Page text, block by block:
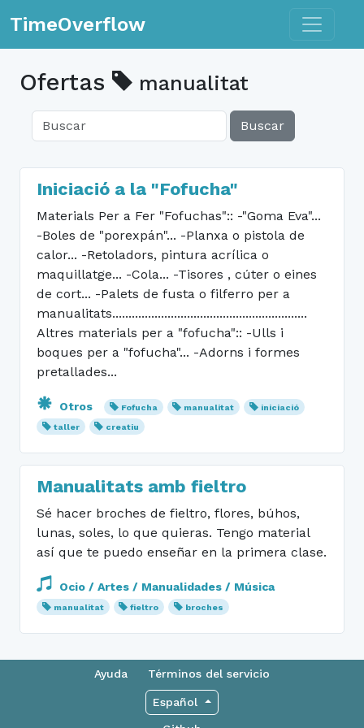
TimeOverflow Toggle
Ofertas manualitat
Buscar
Iniciació a la "Fofucha"
Materials Per a Fer "Fofuchas":: -"Goma Eva"...
-Boles de "porexpán"... -Planxa o pistola de
calor... -Retoladors, pintura acrílica o
maquillatge... -Cola... -Tisores , cúter o eines
de cort... -Palets de fusta o filferro per a
manualitats............................................................
Altres materials per a "fofucha":: -Ulls i
boques per a "fofucha"... -Adorns i formes
pretallades...
Otros Fofucha manualitat
iniciació
taller
creatiu
Manualitats amb fieltro
Sé hacer broches de fieltro, flores, búhos,
lunas, soles, lo que quieras. Tengo material
así que te puedo enseñar en la primera clase.
Ocio / Artes / Manualidades / Música
manualitat fieltro broches
Ayuda Términos del servicio
Español